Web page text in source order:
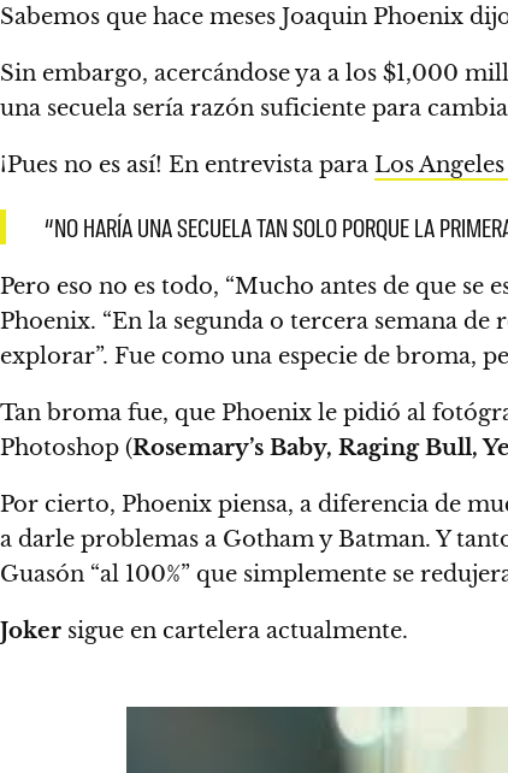
Sabemos que hace meses Joaquin Phoenix
Sin embargo, acercándose ya a los $1,000
una secuela sería razón suficiente para
¡Pues no es así! En entrevista para Los
“NO HARÍA UNA SECUELA TAN SOLO PORQUE LA
Pero eso no es todo, “Mucho antes de que se
Phoenix. “En la segunda o tercera semana
explorar”. Fue como una especie de broma,
Tan broma fue, que Phoenix le pidió al
Photoshop (Rosemary’s Baby, Raging Bull,
Por cierto, Phoenix piensa, a diferencia de
a darle problemas a Gotham y Batman. Y
Guasón “al 100%” que simplemente se
Joker sigue en cartelera actualmente.